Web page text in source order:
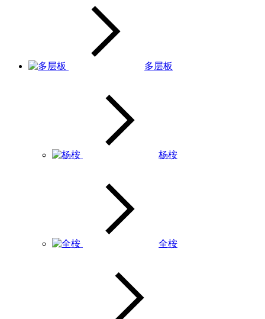
多层板
杨桉
全桉